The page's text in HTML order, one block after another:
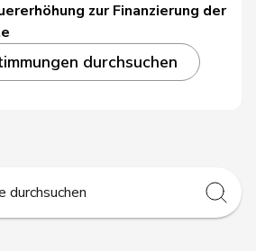
zur Finanzierung der
durchsuchen
Submit